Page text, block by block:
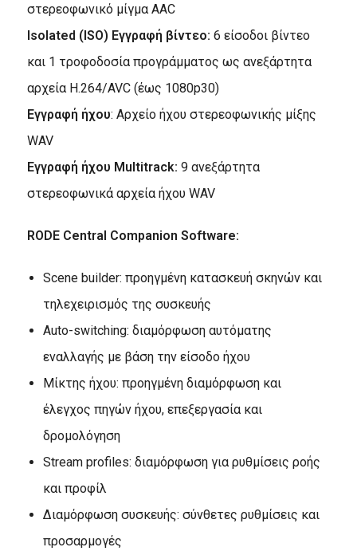
στερεοφωνικό μίγμα AAC
Isolated (ISO) Εγγραφή βίντεο: 6 είσοδοι βίντεο
και 1 τροφοδοσία προγράμματος ως ανεξάρτητα
αρχεία H.264/AVC (έως 1080p30)
Εγγραφή ήχου: Αρχείο ήχου στερεοφωνικής μίξης
WAV
Εγγραφή ήχου Multitrack: 9 ανεξάρτητα
στερεοφωνικά αρχεία ήχου WAV
RODE Central Companion Software:
Scene builder: προηγμένη κατασκευή σκηνών και
τηλεχειρισμός της συσκευής
Auto-switching: διαμόρφωση αυτόματης
εναλλαγής με βάση την είσοδο ήχου
Μίκτης ήχου: προηγμένη διαμόρφωση και
έλεγχος πηγών ήχου, επεξεργασία και
δρομολόγηση
Stream profiles: διαμόρφωση για ρυθμίσεις ροής
και προφίλ
Διαμόρφωση συσκευής: σύνθετες ρυθμίσεις και
προσαρμογές